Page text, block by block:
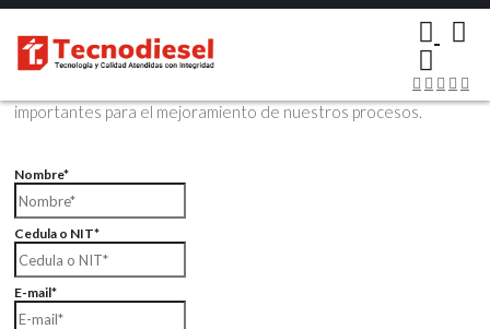
Contáctenos Vía Email
Envíenos sus datos con sus comentarios, sus opiniones son muy
importantes para el mejoramiento de nuestros procesos.
Nombre*
Cedula o NIT*
E-mail*